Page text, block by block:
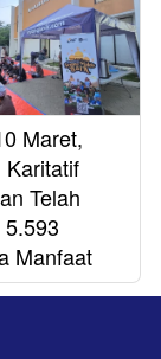
Maret,
Karitatif
Telah
Manfaat